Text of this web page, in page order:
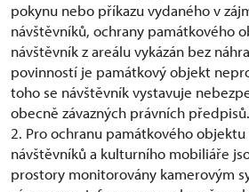
pokynu nebo příkazu vydaného v
návštěvníků, ochrany památkového
návštěvník z areálu vykázán bez
povinností je památkový objekt
toho se návštěvník vystavuje
obecně závazných právních předpisů.
2. Pro ochranu památkového objektu
návštěvníků a kulturního mobiliáře
prostory monitorovány kamerovým